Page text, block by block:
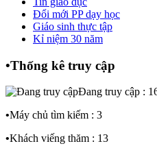
Đổi mới PP dạy học
Giáo sinh thực tập
Kỉ niệm 30 năm
•Thống kê truy cập
Đang truy cập :
•Máy chủ tìm kiếm : 3
•Khách viếng thăm : 13